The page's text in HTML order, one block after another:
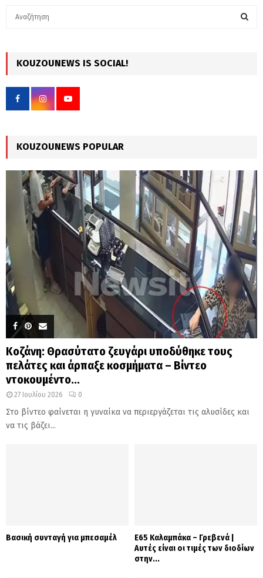
h
f
r
KOUZOUNEWS IS SOCIAL!
KOUZOUNEWS POPULAR
Κοζάνη: Θρασύτατο ζευγάρι υποδύθηκε τους
πελάτες και άρπαξε κοσμήματα – Βίντεο
ντοκουμέντο...
27 Ιουλίου 2026 0
Στο βίντεο φαίνεται η γυναίκα να περιεργάζεται τις αλυσίδες και
να τις βάζει...
Βασική συνταγή για μπεσαμέλ
Ε65 Καλαμπάκα – Γρεβενά |
Αυτές είναι οι τιμές των διοδίων
στην...